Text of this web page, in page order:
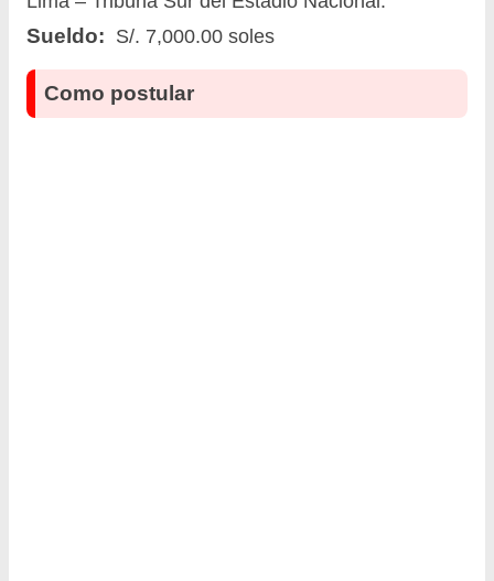
Sueldo: S/. 7,000.00 soles
Como postular